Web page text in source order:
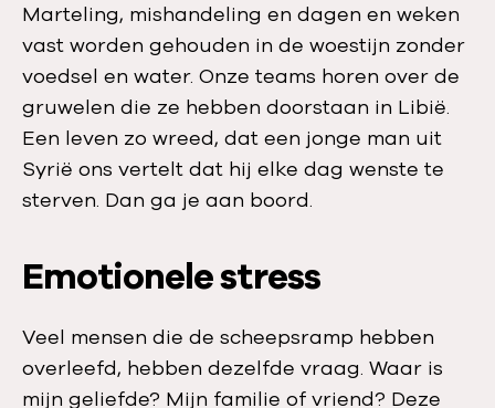
Marteling, mishandeling en dagen en weken
vast worden gehouden in de woestijn zonder
voedsel en water. Onze teams horen over de
gruwelen die ze hebben doorstaan in Libië.
Een leven zo wreed, dat een jonge man uit
Syrië ons vertelt dat hij elke dag wenste te
sterven. Dan ga je aan boord.
Emotionele stress
Veel mensen die de scheepsramp hebben
overleefd, hebben dezelfde vraag. Waar is
mijn geliefde? Mijn familie of vriend? Deze